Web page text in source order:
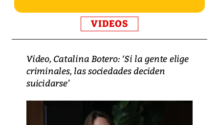
VIDEOS
Video, Catalina Botero: ‘Si la gente elige
criminales, las sociedades deciden
suicidarse’